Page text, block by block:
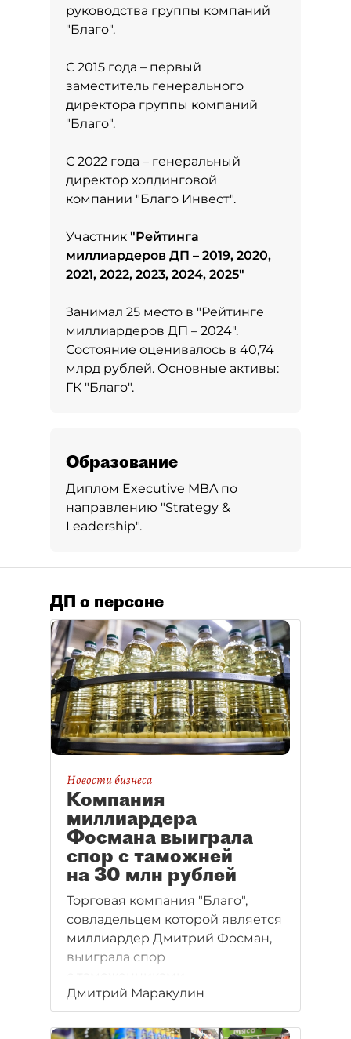
руководства группы компаний
"Благо".
С 2015 года – первый
заместитель генерального
директора группы компаний
"Благо".
С 2022 года – генеральный
директор холдинговой
компании "Благо Инвест".
Участник "Рейтинга
миллиардеров ДП – 2019, 2020,
2021, 2022, 2023, 2024, 2025"
Занимал 25 место в "Рейтинге
миллиардеров ДП – 2024".
Состояние оценивалось в 40,74
млрд рублей. Основные активы:
ГК "Благо".
Образование
Диплом Executive MBA по
направлению "Strategy &
Leadership".
ДП о персоне
Новости бизнеса
Компания
миллиардера
Фосмана выиграла
спор с таможней
на 30 млн рублей
Торговая компания "Благо",
совладельцем которой является
миллиардер Дмитрий Фосман,
выиграла спор
на 30 млн рублей.
Дмитрий Маракулин